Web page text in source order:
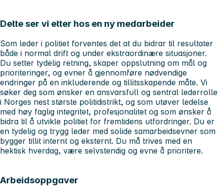
Dette ser vi etter hos en ny medarbeider
Som leder i politiet forventes det at du bidrar til resultater
både i normal drift og under ekstraordinære situasjoner.
Du setter tydelig retning, skaper oppslutning om mål og
prioriteringer, og evner å gjennomføre nødvendige
endringer på en inkluderende og tillitsskapende måte. Vi
søker deg som ønsker en ansvarsfull og sentral lederrolle
i Norges nest største politidistrikt, og som utøver ledelse
med høy faglig integritet, profesjonalitet og som ønsker å
bidra til å utvikle politiet for fremtidens utfordringer. Du er
en tydelig og trygg leder med solide samarbeidsevner som
bygger tillit internt og eksternt. Du må trives med en
hektisk hverdag, være selvstendig og evne å prioritere.
Arbeidsoppgaver